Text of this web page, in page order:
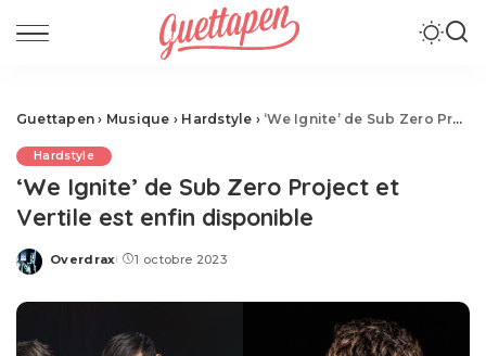
Guettapen › Musique › Hardstyle › ‘We Ignite’ de Sub Zero Project et Vertile est enfin disponible
Hardstyle
‘We Ignite’ de Sub Zero Project et
Vertile est enfin disponible
Posted
Overdrax 1 octobre 2023